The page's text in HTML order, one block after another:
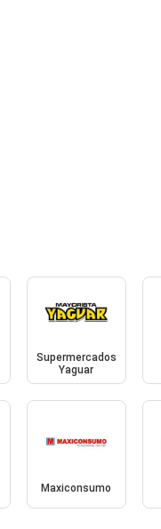
Supermercados
Yaguar
Maxiconsumo